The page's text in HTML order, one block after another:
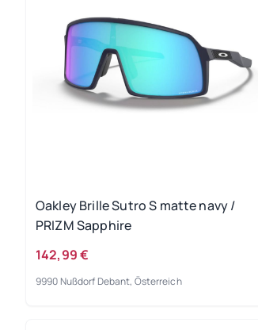
Oakley Brille Sutro S matte navy /
PRIZM Sapphire
142,99 €
9990 Nußdorf Debant, Österreich